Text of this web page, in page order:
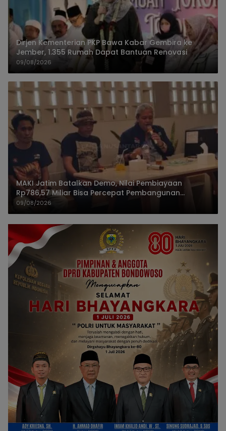
Dirjen Kementerian PKP Bawa Kabar Gembira ke
Jember, 1.355 Rumah Dapat Bantuan Renovasi
09/08/2026
MAKI Jatim Batalkan Demo, Nilai Pembiayaan
Rp786,57 Miliar Bisa Percepat Pembangunan
Jember
09/08/2026